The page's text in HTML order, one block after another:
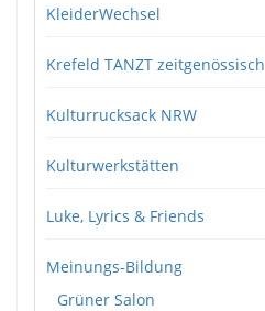
KleiderWechsel
Krefeld TANZT zeitgenössisch
Kulturrucksack NRW
Kulturwerkstätten
Luke, Lyrics & Friends
Meinungs-Bildung
Grüner Salon